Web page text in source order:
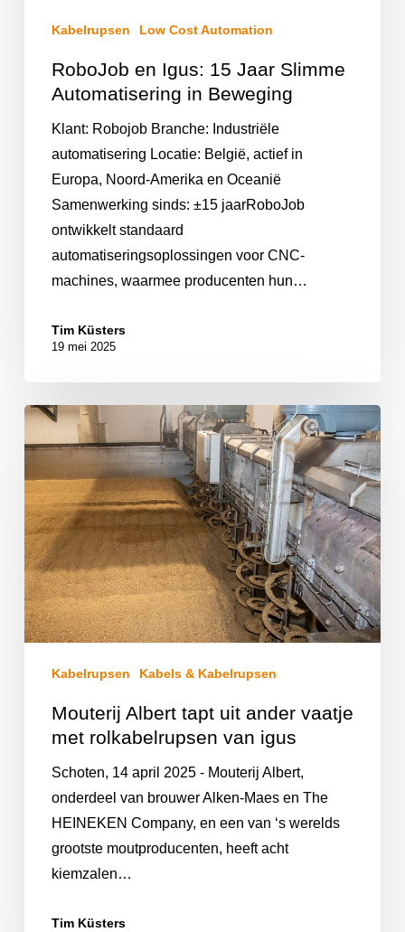
Kabelrupsen Low Cost Automation
RoboJob en Igus: 15 Jaar Slimme
Automatisering in Beweging
Klant: Robojob Branche: Industriële
automatisering Locatie: België, actief in
Europa, Noord-Amerika en Oceanië
Samenwerking sinds: ±15 jaarRoboJob
ontwikkelt standaard
automatiseringsoplossingen voor CNC-
machines, waarmee producenten hun…
Tim Küsters
19 mei 2025
Kabelrupsen Kabels & Kabelrupsen
Mouterij Albert tapt uit ander vaatje
met rolkabelrupsen van igus
Schoten, 14 april 2025 - Mouterij Albert,
onderdeel van brouwer Alken-Maes en The
HEINEKEN Company, en een van ‘s werelds
grootste moutproducenten, heeft acht
kiemzalen…
Tim Küsters